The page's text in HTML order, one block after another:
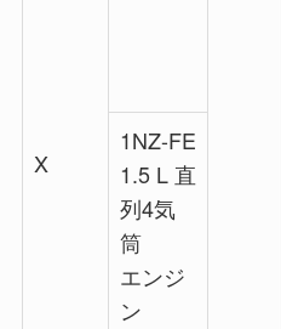
X
1NZ-FE
1.5 L 直
列4気
筒
エンジ
ン